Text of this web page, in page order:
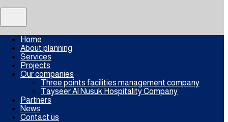
Home
About planning
Services
Projects
Our companies
Three points facilities management company
Tayseer Al Nusuk Hospitality Company
Partners
News
Contact us